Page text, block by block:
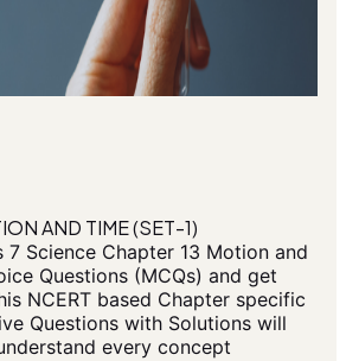
AND TIME (SET-1)
7 Science Chapter 13 Motion and
Questions (MCQs) and get
NCERT based Chapter specific
Questions with Solutions will
every concept